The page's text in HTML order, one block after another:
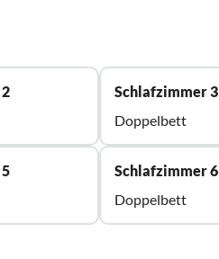
Schlafzimmer 3
Doppelbett
Schlafzimmer 6
Doppelbett